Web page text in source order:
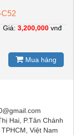
Giá: 3,200,000 vnđ
Mua hàng
Hai, P.Tân Chánh
Việt Nam